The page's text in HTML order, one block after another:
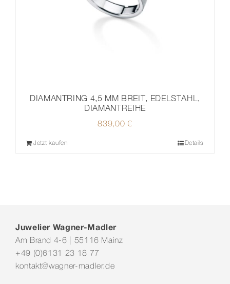
DIAMANTRING 4,5 MM BREIT, EDELSTAHL,
DIAMANTREIHE
839,00 €
Jetzt kaufen Details
Juwelier Wagner-Madler
Am Brand 4-6 | 55116 Mainz
+49 (0)6131 23 18 77
kontakt@wagner-madler.de